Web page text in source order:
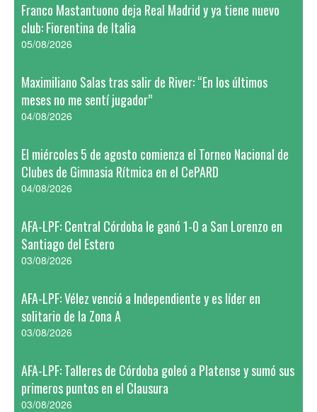
Franco Mastantuono deja Real Madrid y ya tiene nuevo
club: Fiorentina de Italia
05/08/2026
Maximiliano Salas tras salir de River: “En los últimos
meses no me sentí jugador”
04/08/2026
El miércoles 5 de agosto comienza el Torneo Nacional de
Clubes de Gimnasia Rítmica en el CePARD
04/08/2026
AFA-LPF: Central Córdoba le ganó 1-0 a San Lorenzo en
Santiago del Estero
03/08/2026
AFA-LPF: Vélez venció a Independiente y es líder en
solitario de la Zona A
03/08/2026
AFA-LPF: Talleres de Córdoba goleó a Platense y sumó sus
primeros puntos en el Clausura
03/08/2026